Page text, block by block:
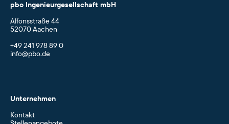
pbo Ingenieurgesellschaft mbH
Alfonsstraße 44
52070 Aachen
+49 241 978 89 0
info@pbo.de
Unternehmen
Kontakt